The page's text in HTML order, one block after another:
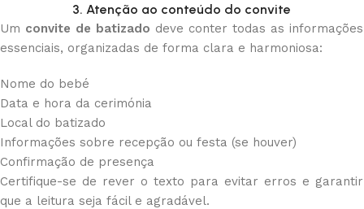
3. Atenção ao conteúdo do convite
Um convite de batizado deve conter todas as informações
essenciais, organizadas de forma clara e harmoniosa:
Nome do bebé
Data e hora da cerimónia
Local do batizado
Informações sobre recepção ou festa (se houver)
Confirmação de presença
Certifique-se de rever o texto para evitar erros e garantir
que a leitura seja fácil e agradável.